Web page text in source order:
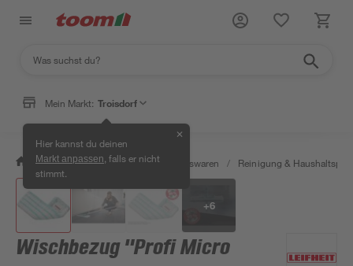
Mein Markt: Troisdorf
Hier kannst du deinen
Markt anpassen , falls er nicht
stimmt.
✕
/ Wohnen & Haushalt / Haushaltswaren / Reinigung &
+6
Wischbezug "Profi Micro